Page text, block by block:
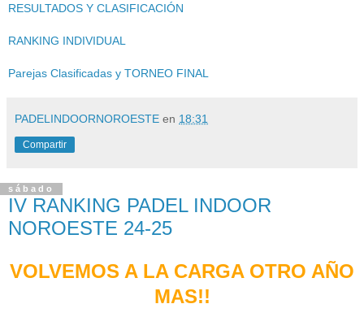
RESULTADOS Y CLASIFICACIÓN
RANKING INDIVIDUAL
Parejas Clasificadas y TORNEO FINAL
PADELINDOORNOROESTE en 18:31
Compartir
sábado
IV RANKING PADEL INDOOR
NOROESTE 24-25
VOLVEMOS A LA CARGA OTRO AÑO
MAS!!